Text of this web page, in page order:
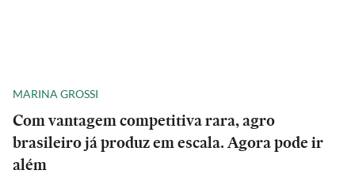
MARINA GROSSI
Com vantagem competitiva rara, agro
brasileiro já produz em escala. Agora pode ir
além